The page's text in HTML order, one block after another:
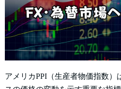
アメリカPPI（生産者物価指数）